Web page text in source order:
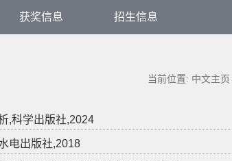
获奖信息 招生信息
当前位置: 中文主页
,科学出版社,2024
电出版社,2018